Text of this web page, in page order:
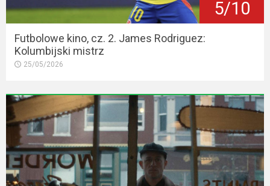
5/10
Futbolowe kino, cz. 2. James Rodriguez:
Kolumbijski mistrz
25/05/2026